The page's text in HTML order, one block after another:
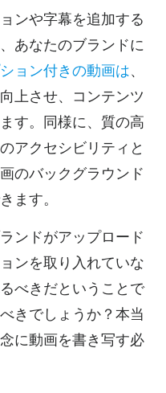
ンや字幕を追加する
あなたのブランドに
ョン付きの動画は、
上させ、コンテンツ
す。同様に、質の高
アクセシビリティと
のバックグラウンド
ます。
ンドがアップロード
ンを取り入れていな
べきだということで
きでしょうか？本当
に動画を書き写す必